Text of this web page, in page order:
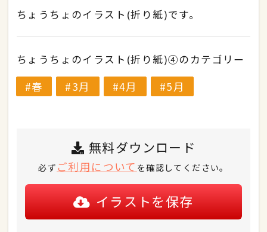
ちょうちょのイラスト(折り紙)です。
ちょうちょのイラスト(折り紙)④のカテゴリー
春 3月 4月 5月
無料ダウンロード
必ず ご利用について を確認してください。
イラストを保存